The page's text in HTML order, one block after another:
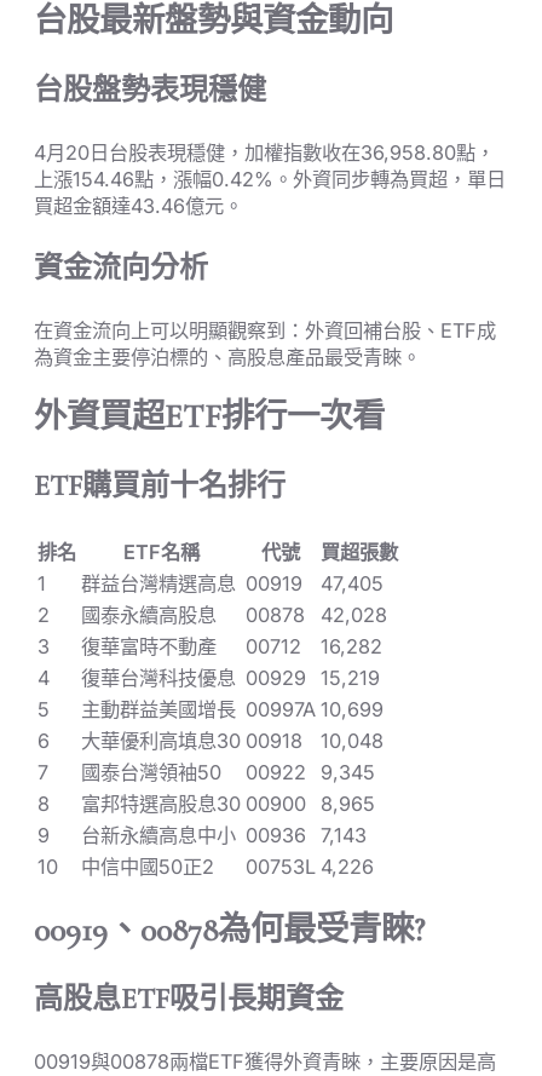
台股最新盤勢與資金動向
台股盤勢表現穩健
4月20日台股表現穩健，加權指數收在36,958.80點，
上漲154.46點，漲幅0.42%。外資同步轉為買超，單日
買超金額達43.46億元。
資金流向分析
在資金流向上可以明顯觀察到：外資回補台股、ETF成
為資金主要停泊標的、高股息產品最受青睞。
外資買超ETF排行一次看
ETF購買前十名排行
排名 ETF名稱 代號
買超張數
1
群益台灣精選高息 00919
47,405
2
國泰永續高股息 00878
42,028
3
復華富時不動產 00712
16,282
4
復華台灣科技優息 00929
15,219
5
主動群益美國增長 00997A 10,699
6
大華優利高填息30 00918
10,048
7
國泰台灣領袖50 00922
9,345
8
富邦特選高股息30 00900
8,965
9
台新永續高息中小 00936
7,143
10
中信中國50正2 00753L 4,226
00919、00878為何最受青睞?
高股息ETF吸引長期資金
00919與00878兩檔ETF獲得外資青睞，主要原因是高